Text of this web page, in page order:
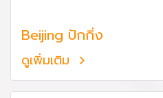
Beijing ปักกิ่ง
ดูเพิ่มเติม